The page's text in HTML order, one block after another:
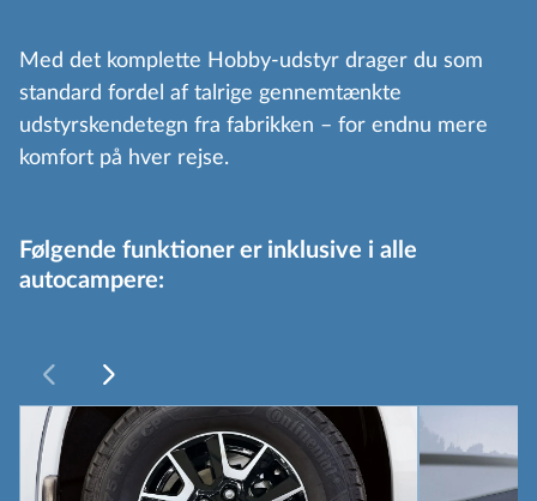
Med det komplette Hobby-udstyr drager du som
standard fordel af talrige gennemtænkte
udstyrskendetegn fra fabrikken – for endnu mere
komfort på hver rejse.
Følgende funktioner er inklusive i alle
autocampere: